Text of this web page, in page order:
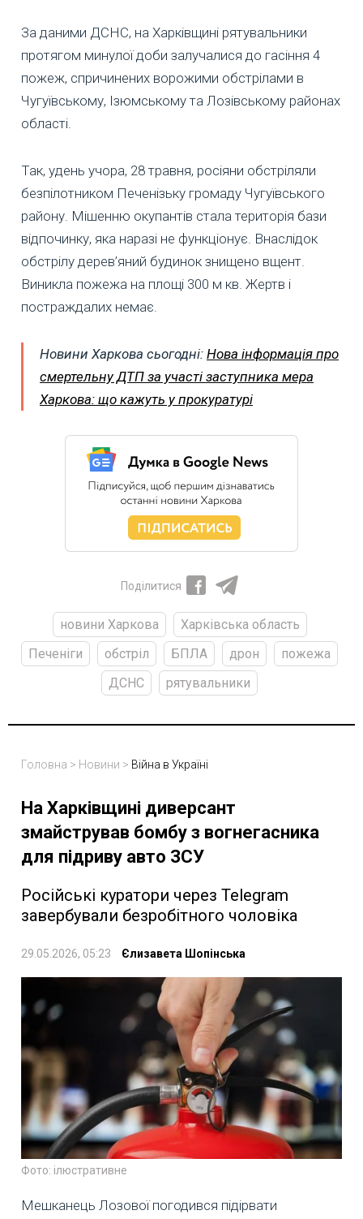
За даними ДСНС, на Харківщині рятувальники
протягом минулої доби залучалися до гасіння 4
пожеж, спричинених ворожими обстрілами в
Чугуївському, Ізюмському та Лозівському районах
області.
Так, удень учора, 28 травня, росіяни обстріляли
безпілотником Печенізьку громаду Чугуївського
району. Мішенню окупантів стала територія бази
відпочинку, яка наразі не функціонує. Внаслідок
обстрілу дерев’яний будинок знищено вщент.
Виникла пожежа на площі 300 м кв. Жертв і
постраждалих немає.
Новини Харкова сьогодні: Нова інформація про
смертельну ДТП за участі заступника мера
Харкова: що кажуть у прокуратурі
Поділитися
новини Харкова
Харківська область
Печеніги
обстріл БПЛА дрон
пожежа
ДСНС
рятувальники
Головна > Новини > Війна в Україні
На Харківщині диверсант
змайстрував бомбу з вогнегасника
для підриву авто ЗСУ
Російські куратори через Telegram
завербували безробітного чоловіка
29.05.2026, 05:23 Єлизавета Шопінська
Фото: ілюстративне
Мешканець Лозової погодився підірвати